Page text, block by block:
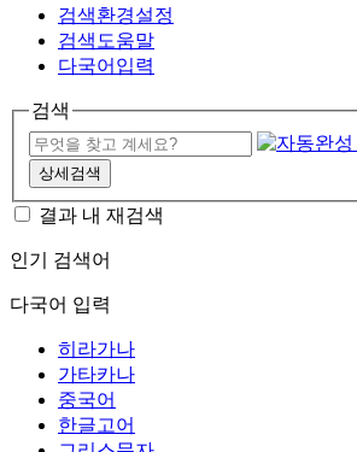
검색환경설정
검색도움말
다국어입력
검색
상세검색
결과 내 재검색
인기 검색어
다국어 입력
히라가나
가타카나
중국어
한글고어